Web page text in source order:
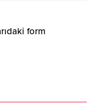
form